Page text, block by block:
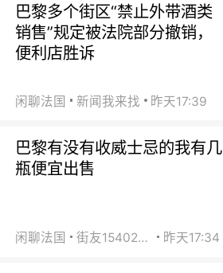
巴黎多个街区“禁止外带酒类
销售”规定被法院部分撤销，
便利店胜诉
闲聊法国 新闻我来找 昨天17:39
巴黎有没有收威士忌的我有几
瓶便宜出售
闲聊法国 街友15402223 昨天17:34